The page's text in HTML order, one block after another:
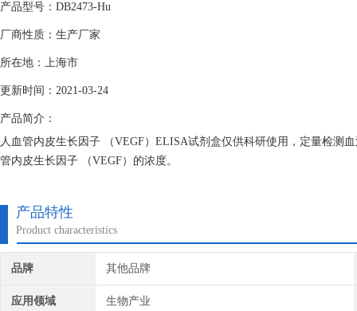
产品型号：DB2473-Hu
厂商性质：生产厂家
所在地：上海市
更新时间：2021-03-24
产品简介：
人血管内皮生长因子 （VEGF）ELISA试剂盒仅供科研使用，定量检测
管内皮生长因子 （VEGF）的浓度。
产品特性
Product characteristics
品牌 其他品牌
应用领域 生物产业